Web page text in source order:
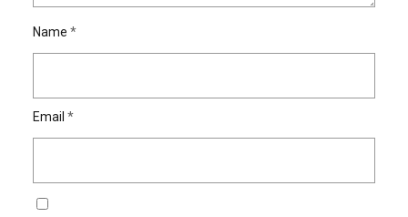
Name *
Email *